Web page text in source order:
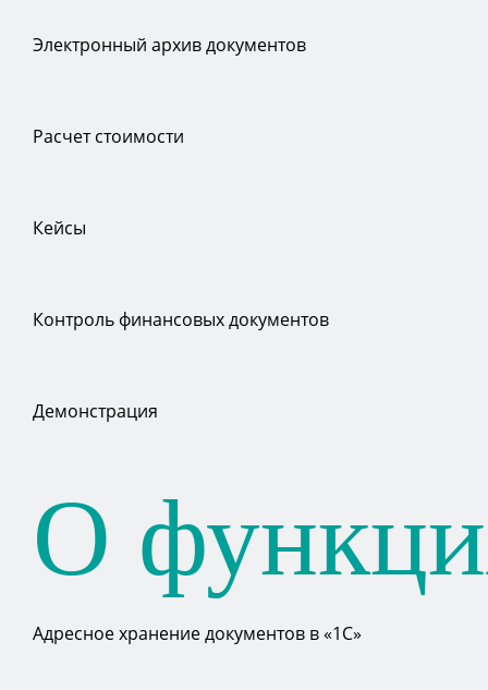
Электронный архив документов
Расчет стоимости
Кейсы
Контроль финансовых документов
Демонстрация
О
Адресное хранение документов в «1С»